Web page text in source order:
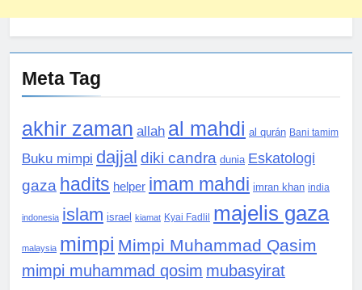
Meta Tag
akhir zaman allah al mahdi al qurán Bani tamim
Buku mimpi dajjal diki candra dunia Eskatologi
gaza hadits helper imam mahdi imran khan india
indonesia islam israel kiamat Kyai Fadlil majelis gaza
malaysia mimpi Mimpi Muhammad Qasim
mimpi muhammad qosim mubasyirat